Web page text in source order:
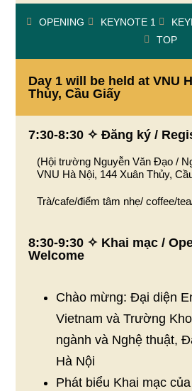
OPENING KEYNOTE 1
TOP
Day 1 will be held at VNU
Thủy, Cầu Giấy
7:30-8:30 ✧ Đăng ký /
(Hội trường Nguyễn Văn Đạo /
VNU Hà Nội, 144 Xuân Thủy,
Trà/cafe/điểm tâm nhẹ/ coffee/
8:30-9:30 ✧ Khai mạc /
Welcome
Chào mừng: Đại diện
Vietnam và Trường
ngành và Nghệ thuật,
Hà Nội
Phát biểu Khai mạc